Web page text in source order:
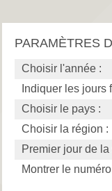
PARAMÈTRES
Choisir l'année :
Indiquer les jours
Choisir le pays :
Choisir la région :
Premier jour de la
Montrer le